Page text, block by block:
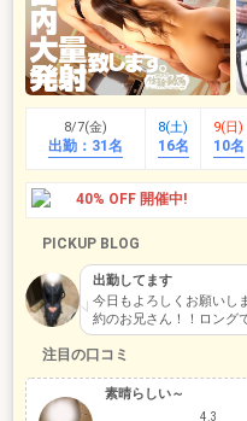
8/7(金)
出勤： 31名
8(土)
16名
9(日)
10名
40% OFF 開催中!
PICKUP BLOG
出勤してます
今日もよろしくお願いし
約のお兄さん！！ロング
す🙏…
注目の口コミ
素晴らしい～
4.3